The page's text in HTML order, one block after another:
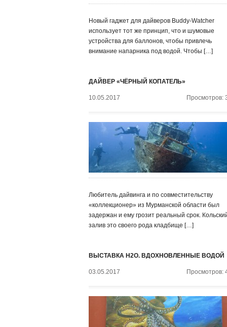
Новый гаджет для дайверов Buddy-Watcher
использует тот же принцип, что и шумовые
устройства для баллонов, чтобы привлечь
внимание напарника под водой. Чтобы […]
ДАЙВЕР «ЧЁРНЫЙ КОПАТЕЛЬ»
10.05.2017 Просмотров:
Любитель дайвинга и по совместительству
«коллекционер» из Мурманской области был
задержан и ему грозит реальный срок.
залив это своего рода кладбище […]
ВЫСТАВКА H2O. ВДОХНОВЛЕННЫЕ ВОДОЙ
03.05.2017 Просмотров: